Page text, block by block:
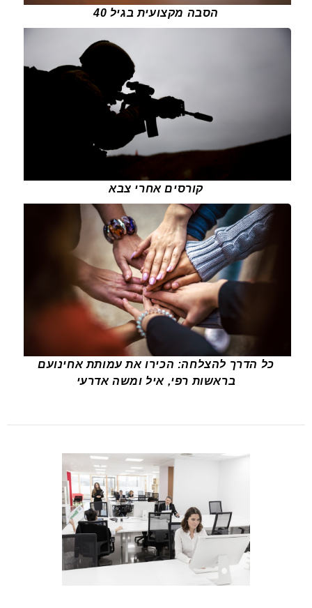
הסבה מקצועית בגיל 40
קורסים אחרי צבא
כל הדרך להצלחה: הכירו את עמותת אחינועם
בראשות רפי, איל ומשה אדרעי